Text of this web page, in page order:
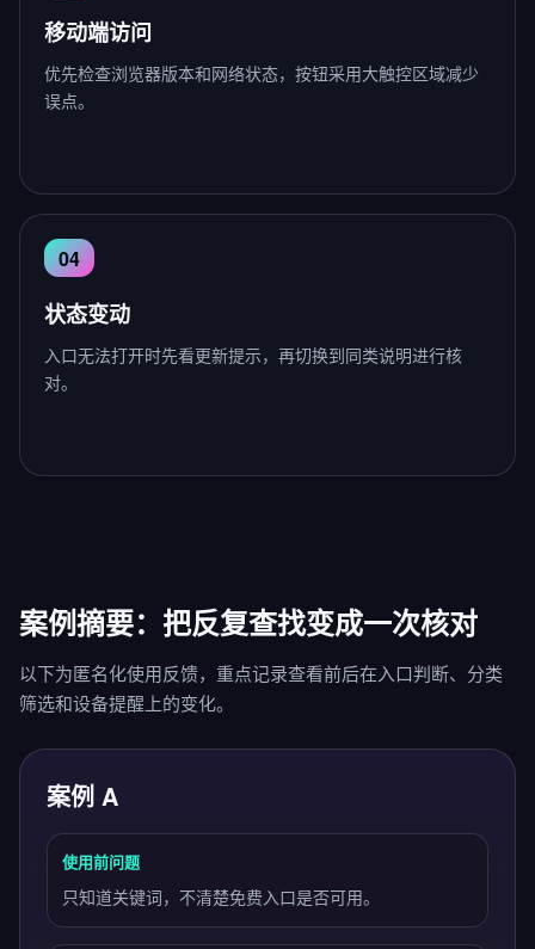
移动端访问
优先检查浏览器版本和网络状态，按钮采用大触控区域减少
误点。
状态变动
入口无法打开时先看更新提示，再切换到同类说明进行核
对。
案例摘要：把反复查找变成一次核对
以下为匿名化使用反馈，重点记录查看前后在入口判断、分类
筛选和设备提醒上的变化。
案例 A
使用前问题
只知道关键词，不清楚免费入口是否可用。